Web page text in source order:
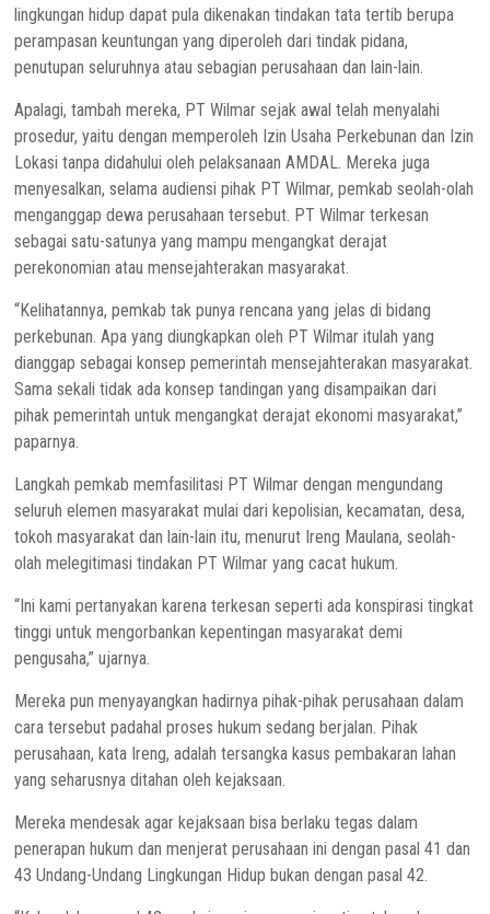
lingkungan hidup dapat pula dikenakan tindakan tata tertib berupa
perampasan keuntungan yang diperoleh dari tindak pidana,
penutupan seluruhnya atau sebagian perusahaan dan lain-lain.
Apalagi, tambah mereka, PT Wilmar sejak awal telah menyalahi
prosedur, yaitu dengan memperoleh Izin Usaha Perkebunan dan Izin
Lokasi tanpa didahului oleh pelaksanaan AMDAL. Mereka juga
menyesalkan, selama audiensi pihak PT Wilmar, pemkab seolah-olah
menganggap dewa perusahaan tersebut. PT Wilmar terkesan
sebagai satu-satunya yang mampu mengangkat derajat
perekonomian atau mensejahterakan masyarakat.
“Kelihatannya, pemkab tak punya rencana yang jelas di bidang
perkebunan. Apa yang diungkapkan oleh PT Wilmar itulah yang
dianggap sebagai konsep pemerintah mensejahterakan masyarakat.
Sama sekali tidak ada konsep tandingan yang disampaikan dari
pihak pemerintah untuk mengangkat derajat ekonomi masyarakat,”
paparnya.
Langkah pemkab memfasilitasi PT Wilmar dengan mengundang
seluruh elemen masyarakat mulai dari kepolisian, kecamatan, desa,
tokoh masyarakat dan lain-lain itu, menurut Ireng Maulana, seolah-
olah melegitimasi tindakan PT Wilmar yang cacat hukum.
“Ini kami pertanyakan karena terkesan seperti ada konspirasi tingkat
tinggi untuk mengorbankan kepentingan masyarakat demi
pengusaha,” ujarnya.
Mereka pun menyayangkan hadirnya pihak-pihak perusahaan dalam
cara tersebut padahal proses hukum sedang berjalan. Pihak
perusahaan, kata Ireng, adalah tersangka kasus pembakaran lahan
yang seharusnya ditahan oleh kejaksaan.
Mereka mendesak agar kejaksaan bisa berlaku tegas dalam
penerapan hukum dan menjerat perusahaan ini dengan pasal 41 dan
43 Undang-Undang Lingkungan Hidup bukan dengan pasal 42.